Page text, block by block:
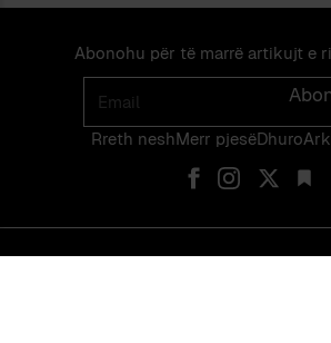
Abonohu për të marrë artikujt e
Email
Rreth neshMerr pjes​​ë​Dhuro